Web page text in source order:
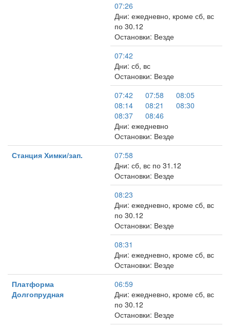
07:26
Дни: ежедневно, кроме сб, вс
по 30.12
Остановки: Везде
07:42
Дни: сб, вс
Остановки: Везде
07:42
07:58
08:05
08:14
08:21
08:30
08:37
08:46
Дни: ежедневно
Остановки: Везде
Станция Химки/зап.
07:58
Дни: сб, вс по 31.12
Остановки: Везде
08:23
Дни: ежедневно, кроме сб, вс
по 30.12
Остановки: Везде
08:31
Дни: ежедневно, кроме сб, вс
Остановки: Везде
Платформа
Долгопрудная
06:59
Дни: ежедневно, кроме сб, вс
по 30.12
Остановки: Везде